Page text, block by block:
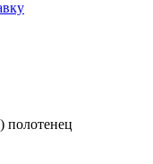
полотенец